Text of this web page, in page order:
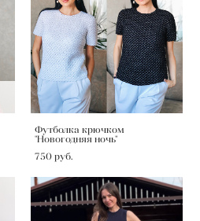
Футболка крючком
"Новогодняя ночь"
750 pуб.